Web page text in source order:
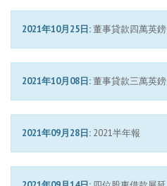
2021年10月25日:董事貸款四萬英鎊
2021年10月08日:董事貸款三萬英鎊
2021年09月28日: 2021半年報